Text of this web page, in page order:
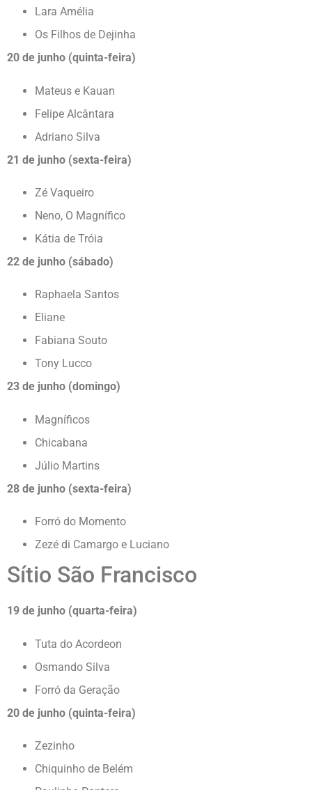
Lara Amélia
Os Filhos de Dejinha
20 de junho (quinta-feira)
Mateus e Kauan
Felipe Alcântara
Adriano Silva
21 de junho (sexta-feira)
Zé Vaqueiro
Neno, O Magnífico
Kátia de Tróia
22 de junho (sábado)
Raphaela Santos
Eliane
Fabiana Souto
Tony Lucco
23 de junho (domingo)
Magníficos
Chicabana
Júlio Martins
28 de junho (sexta-feira)
Forró do Momento
Zezé di Camargo e Luciano
Sítio São Francisco
19 de junho (quarta-feira)
Tuta do Acordeon
Osmando Silva
Forró da Geração
20 de junho (quinta-feira)
Zezinho
Chiquinho de Belém